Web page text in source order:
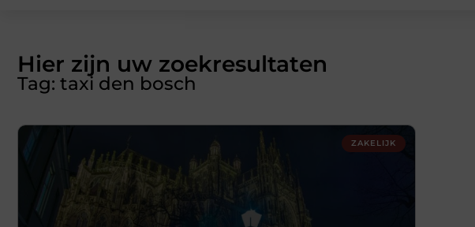
Hier zijn uw zoekresultaten
Tag: taxi den bosch
ZAKELIJK